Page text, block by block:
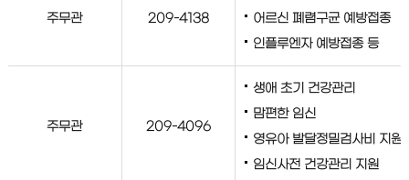
주무관 209-4138
어르신 폐렴구균 예방접종
인플루엔자 예방접종 등
주무관 209-4096
생애 초기 건강관리
맘편한 임신
영유아 발달정밀검사비 지원
임신사전 건강관리 지원